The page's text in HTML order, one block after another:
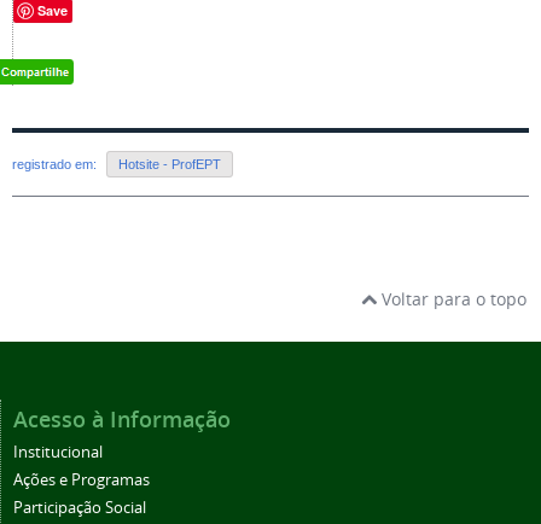
Save
registrado em: Hotsite - ProfEPT
Voltar para o topo
Acesso à Informação
Institucional
Ações e Programas
Participação Social